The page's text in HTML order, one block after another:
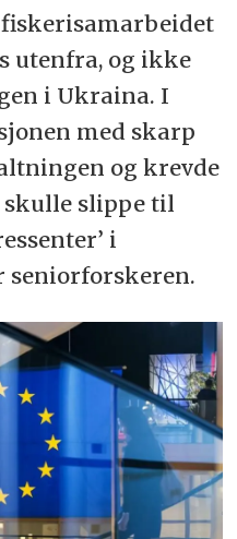
utenfra, og ikke
i Ukraina. I
med skarp
og krevde
skulle slippe til
i
seniorforskeren.